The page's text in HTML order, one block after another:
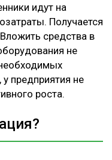
идут на
Получается
средства в
не
предприятия не
роста.